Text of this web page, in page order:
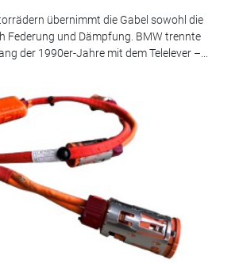
übernimmt die Gabel sowohl die
Federung und Dämpfung. BMW trennte
der 1990er-Jahre mit dem Telelever –...